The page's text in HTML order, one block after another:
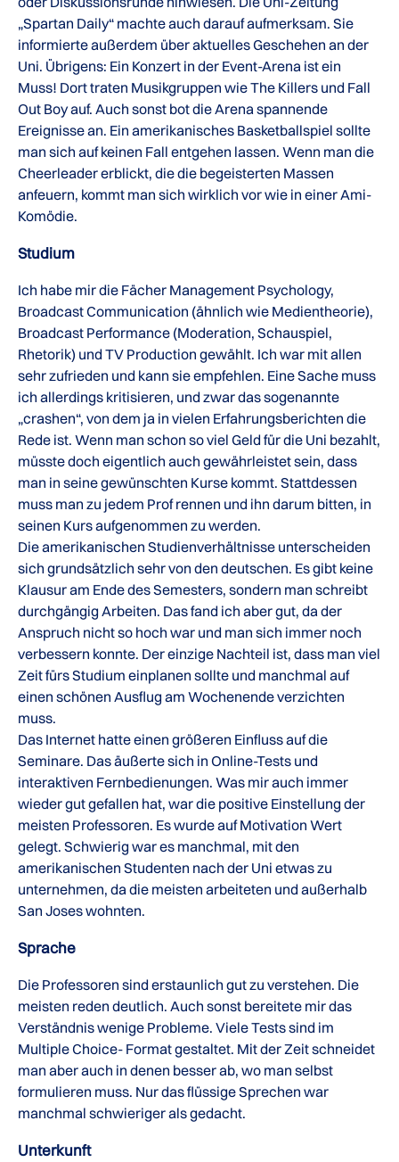
„Spartan Daily“ machte auch darauf aufmerksam. Sie
informierte außerdem über aktuelles Geschehen an der
Uni. Übrigens: Ein Konzert in der Event-Arena ist ein
Muss! Dort traten Musikgruppen wie The Killers und Fall
Out Boy auf. Auch sonst bot die Arena spannende
Ereignisse an. Ein amerikanisches Basketballspiel sollte
man sich auf keinen Fall entgehen lassen. Wenn man die
Cheerleader erblickt, die die begeisterten Massen
anfeuern, kommt man sich wirklich vor wie in einer Ami-
Komödie.
Studium
Ich habe mir die Fächer Management Psychology,
Broadcast Communication (ähnlich wie Medientheorie),
Broadcast Performance (Moderation, Schauspiel,
Rhetorik) und TV Production gewählt. Ich war mit allen
sehr zufrieden und kann sie empfehlen. Eine Sache muss
ich allerdings kritisieren, und zwar das sogenannte
„crashen“, von dem ja in vielen Erfahrungsberichten die
Rede ist. Wenn man schon so viel Geld für die Uni bezahlt,
müsste doch eigentlich auch gewährleistet sein, dass
man in seine gewünschten Kurse kommt. Stattdessen
muss man zu jedem Prof rennen und ihn darum bitten, in
seinen Kurs aufgenommen zu werden.
Die amerikanischen Studienverhältnisse unterscheiden
sich grundsätzlich sehr von den deutschen. Es gibt keine
Klausur am Ende des Semesters, sondern man schreibt
durchgängig Arbeiten. Das fand ich aber gut, da der
Anspruch nicht so hoch war und man sich immer noch
verbessern konnte. Der einzige Nachteil ist, dass man viel
Zeit fürs Studium einplanen sollte und manchmal auf
einen schönen Ausflug am Wochenende verzichten
muss.
Das Internet hatte einen größeren Einfluss auf die
Seminare. Das äußerte sich in Online-Tests und
interaktiven Fernbedienungen. Was mir auch immer
wieder gut gefallen hat, war die positive Einstellung der
meisten Professoren. Es wurde auf Motivation Wert
gelegt. Schwierig war es manchmal, mit den
amerikanischen Studenten nach der Uni etwas zu
unternehmen, da die meisten arbeiteten und außerhalb
San Joses wohnten.
Sprache
Die Professoren sind erstaunlich gut zu verstehen. Die
meisten reden deutlich. Auch sonst bereitete mir das
Verständnis wenige Probleme. Viele Tests sind im
Multiple Choice- Format gestaltet. Mit der Zeit schneidet
man aber auch in denen besser ab, wo man selbst
formulieren muss. Nur das flüssige Sprechen war
manchmal schwieriger als gedacht.
Unterkunft